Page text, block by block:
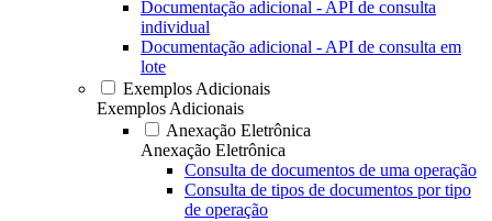
Documentação adicional - API de consulta
individual
Documentação adicional - API de consulta em
lote
Exemplos Adicionais
Exemplos Adicionais
Anexação Eletrônica
Anexação Eletrônica
Consulta de documentos de uma operação
Consulta de tipos de documentos por tipo
de operação